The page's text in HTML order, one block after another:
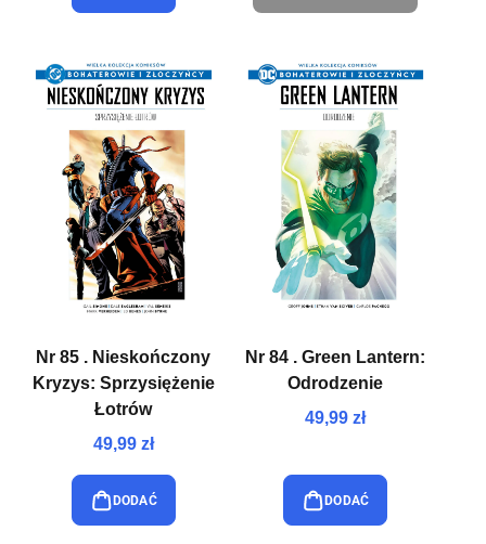
Nr 85 . Nieskończony
Kryzys: Sprzysiężenie
Łotrów
49,99 zł
DODAĆ
Nr 84 . Green Lantern:
Odrodzenie
49,99 zł
DODAĆ